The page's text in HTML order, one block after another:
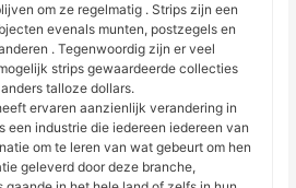
om ze regelmatig . Strips zijn een
evenals munten, postzegels en
. Tegenwoordig zijn er veel
strips gewaardeerde collecties
talloze dollars.
ervaren aanzienlijk verandering in
een industrie die iedereen iedereen van
om te leren van wat gebeurt om hen
geleverd door deze branche,